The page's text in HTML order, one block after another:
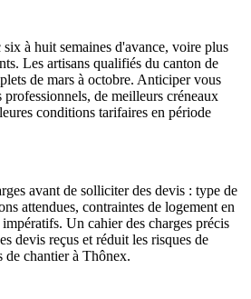
à huit semaines d'avance, voire plus
Les artisans qualifiés du canton de
de mars à octobre. Anticiper vous
de meilleurs créneaux
conditions tarifaires en période
avant de solliciter des devis : type de
attendues, contraintes de logement en
Un cahier des charges précis
devis reçus et réduit les risques de
de chantier à Thônex.